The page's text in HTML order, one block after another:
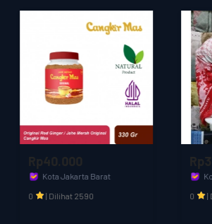
Kota Jakarta Timur